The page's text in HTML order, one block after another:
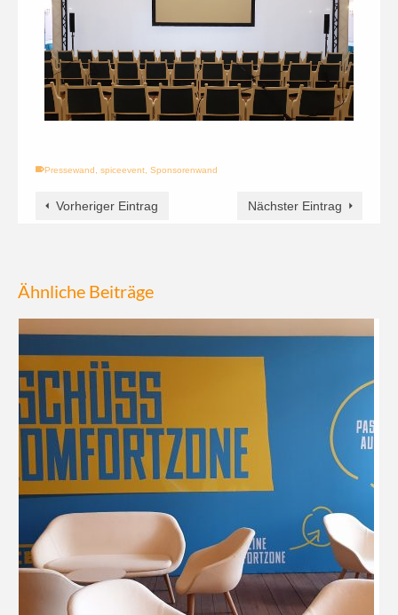
Pressewand spiceevent Sponsorenwand
Vorheriger Eintrag Nächster Eintrag
Ähnliche Beiträge